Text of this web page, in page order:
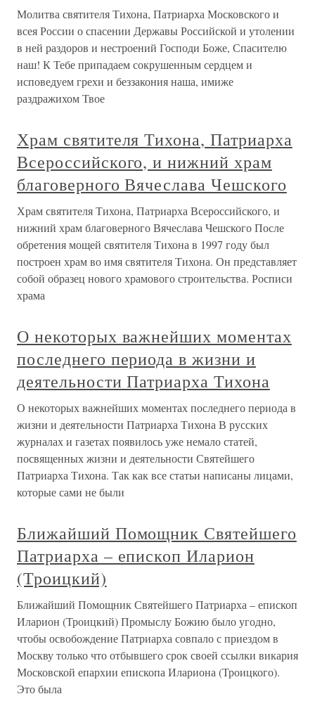
Молитва святителя Тихона, Патриарха Московского и
всея России о спасении Державы Российской и утолении
в ней раздоров и нестроений Господи Боже, Спасителю
наш! К Тебе припадаем сокрушенным сердцем и
исповедуем грехи и беззакония наша, имиже
раздражихом Твое
Храм святителя Тихона, Патриарха
Всероссийского, и нижний храм
благоверного Вячеслава Чешского
Храм святителя Тихона, Патриарха Всероссийского, и
нижний храм благоверного Вячеслава Чешского После
обретения мощей святителя Тихона в 1997 году был
построен храм во имя святителя Тихона. Он представляет
собой образец нового храмового строительства. Росписи
храма
О некоторых важнейших моментах
последнего периода в жизни и
деятельности Патриарха Тихона
О некоторых важнейших моментах последнего периода в
жизни и деятельности Патриарха Тихона В русских
журналах и газетах появилось уже немало статей,
посвященных жизни и деятельности Святейшего
Патриарха Тихона. Так как все статьи написаны лицами,
которые сами не были
Ближайший Помощник Святейшего
Патриарха – епископ Иларион
(Троицкий)
Ближайший Помощник Святейшего Патриарха – епископ
Иларион (Троицкий) Промыслу Божию было угодно,
чтобы освобождение Патриарха совпало с приездом в
Москву только что отбывшего срок своей ссылки викария
Московской епархии епископа Илариона (Троицкого).
Это была